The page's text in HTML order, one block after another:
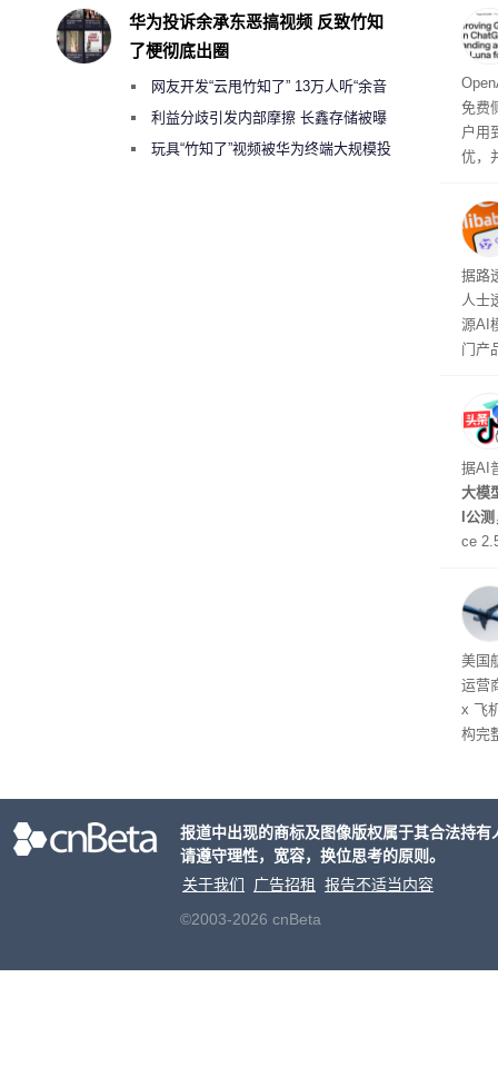
称
也无
免费
户用
优，
本
钮用
型
据路
人士
源AI
门产
据AI
大模
I公
ce
万
出分
在
美国
运营
x 飞
构完
华为投诉余承东恶搞视频 反致竹知
了梗彻底出圈
网友开发“云甩竹知了” 13万人听“余音
绕梁”利益分歧引发内部摩擦 长鑫存储被曝
曾将华为驻场工程师驱逐出研发基地
玩具“竹知了”视频被华为终端大规模投
报道中出现的商标及图像版权属于其合法持
请遵守理性，宽容，换位思考的原则。
关于我们
广告招租
报告不适当内容
©2003-2026 cnBeta